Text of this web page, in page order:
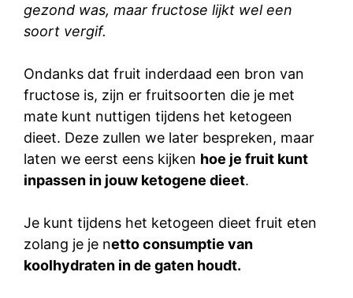
gezond was, maar fructose lijkt wel een
soort vergif.
Ondanks dat fruit inderdaad een bron van
fructose is, zijn er fruitsoorten die je met
mate kunt nuttigen tijdens het ketogeen
dieet. Deze zullen we later bespreken, maar
laten we eerst eens kijken hoe je fruit kunt
inpassen in jouw ketogene dieet.
Je kunt tijdens het ketogeen dieet fruit eten
zolang je je netto consumptie van
koolhydraten in de gaten houdt.